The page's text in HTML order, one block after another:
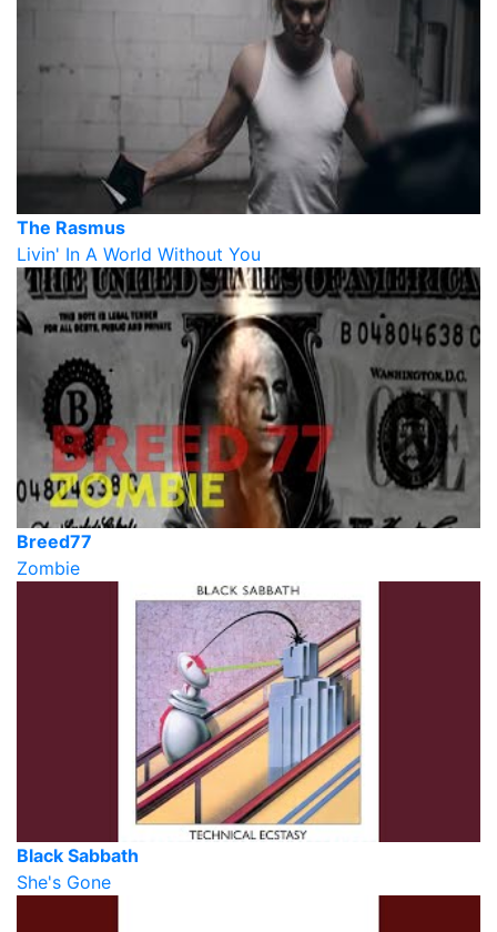
The Rasmus
Livin' In A World Without You
Breed77
Zombie
Black Sabbath
She's Gone